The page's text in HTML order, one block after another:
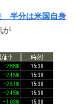
半分は米国自身
が